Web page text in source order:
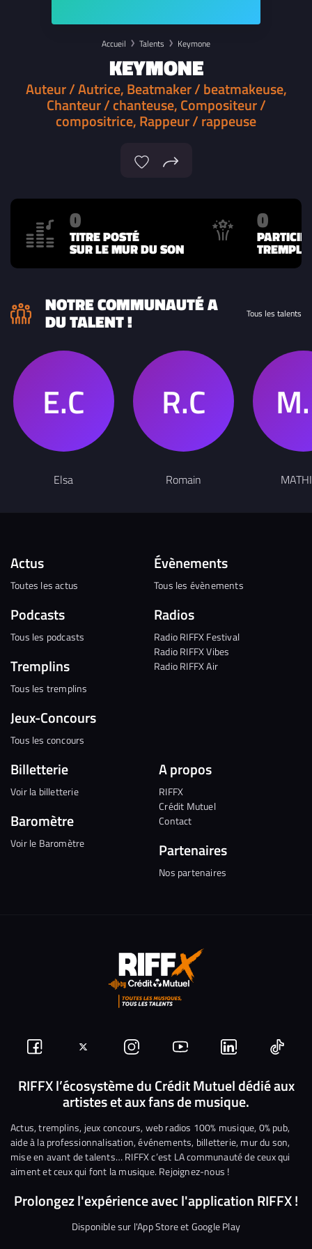
Accueil Talents Keymone
KEYMONE
Auteur / Autrice, Beatmaker / beatmakeuse,
Chanteur / chanteuse, Compositeur /
compositrice, Rappeur / rappeuse
0
TITRE POSTÉ
SUR LE MUR DU SON
0
NOTRE COMMUNAUTÉ A
DU TALENT ! Tous les talents
Elsa Romain
Actus
Toutes les actus
Podcasts
Tous les podcasts
Tremplins
Tous les tremplins
Jeux-Concours
Tous les concours
Évènements
Tous les évènements
Radios
Radio RIFFX Festival
Radio RIFFX Vibes
Radio RIFFX Air
Billetterie
Voir la billetterie
Baromètre
Voir le Baromètre
A propos
RIFFX
Crédit Mutuel
Contact
Partenaires
Nos partenaires
Suivez-
nous
Facebook
Suivez-
nous
sur
Twitter
Nous
rejoindre
sur
Instagram
Nous
rejoindre
sur
YouTube
Nous
rejoindre
sur
Linkedin
Nous
RIFFX l’écosystème du Crédit Mutuel dédié aux
artistes et aux fans de musique.
Actus, tremplins, jeux concours, web radios 100% musique, 0% pub,
aide à la professionnalisation, événements, billetterie, mur du son,
mise en avant de talents… RIFFX c’est LA communauté de ceux qui
aiment et ceux qui font la musique. Rejoignez-nous !
Prolongez l'expérience avec l'application RIFFX !
Disponible sur l'App Store et Google Play